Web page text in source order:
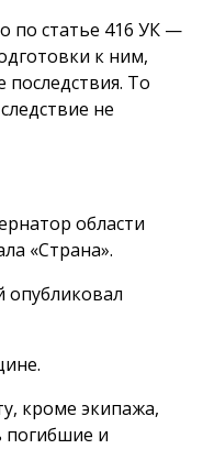
по статье 416 УК —
к ним,
последствия. То
не
области
«Страна».
опубликовал
кроме экипажа,
погибшие и